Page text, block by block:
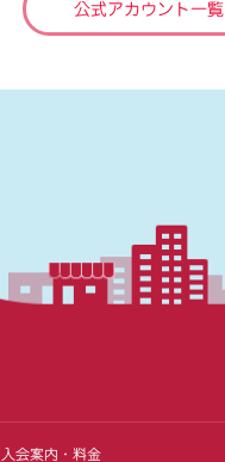
公式アカウント一覧
入会案内・料金